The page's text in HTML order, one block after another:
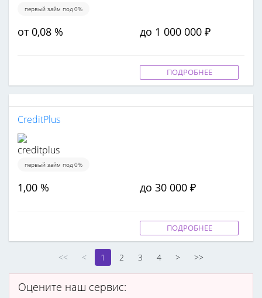
первый займ под 0%
от 0,08 % до 1 000 000 ₽
ПОДРОБНЕЕ
CreditPlus
первый займ под 0%
1,00 % до 30 000 ₽
ПОДРОБНЕЕ
<< < 1 2 3 4 > >>
Оцените наш сервис: